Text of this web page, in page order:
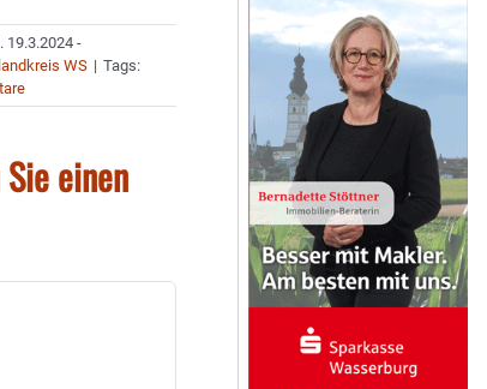
19.3.2024 -
WS | Tags:
einen